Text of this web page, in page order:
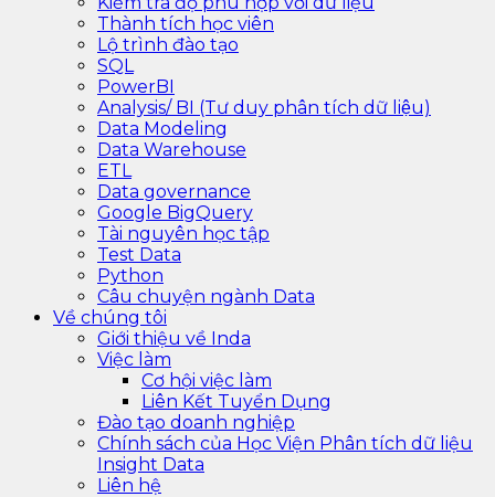
Thành tích học viên
Lộ trình đào tạo
SQL
PowerBI
Analysis/ BI (Tư duy phân tích dữ liệu)
Data Modeling
Data Warehouse
ETL
Data governance
Google BigQuery
Tài nguyên học tập
Test Data
Python
Câu chuyện ngành Data
Về chúng tôi
Giới thiệu về Inda
Việc làm
Cơ hội việc làm
Liên Kết Tuyển Dụng
Đào tạo doanh nghiệp
Chính sách của Học Viện Phân tích dữ liệu
Insight Data
Liên hệ